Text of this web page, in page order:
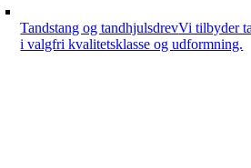
Tandstang og tandhjulsdrevVi tilbyder
i valgfri kvalitetsklasse og udformning.